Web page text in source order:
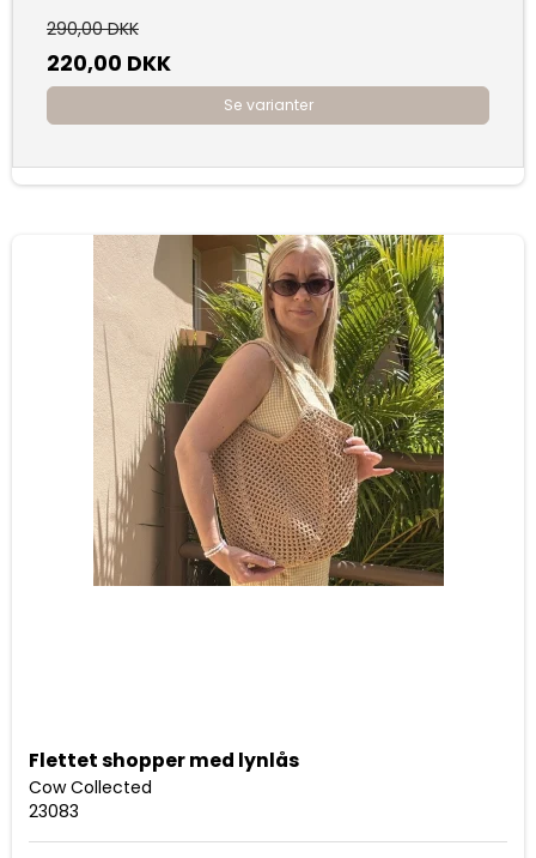
290,00 DKK
220,00 DKK
Se varianter
Flettet shopper med lynlås
Cow Collected
23083